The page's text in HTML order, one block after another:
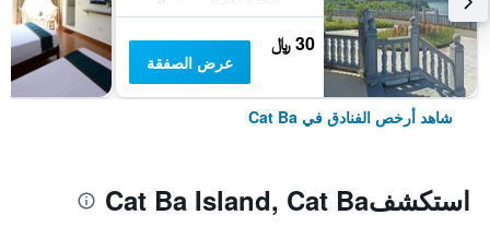
30 ﷼
عرض الصفقة
شاهد أرخص الفنادق في Cat Ba
استكشفCat Ba Island, Cat Ba